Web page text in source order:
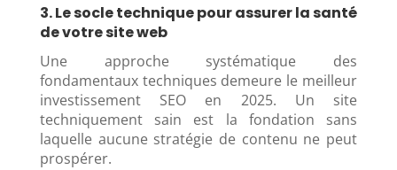
3. Le socle technique pour assurer la santé
de votre site web
Une approche systématique des
fondamentaux techniques demeure le meilleur
investissement SEO en 2025. Un site
techniquement sain est la fondation sans
laquelle aucune stratégie de contenu ne peut
prospérer.